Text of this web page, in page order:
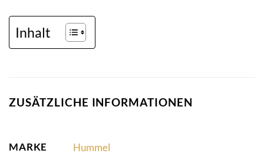
Inhalt
ZUSÄTZLICHE INFORMATIONEN
MARKE Hummel